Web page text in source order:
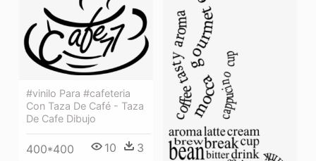
#vinilo Para #cafeteria
Con Taza De Café - Taza
De Cafe Dibujo
400*400 10 3